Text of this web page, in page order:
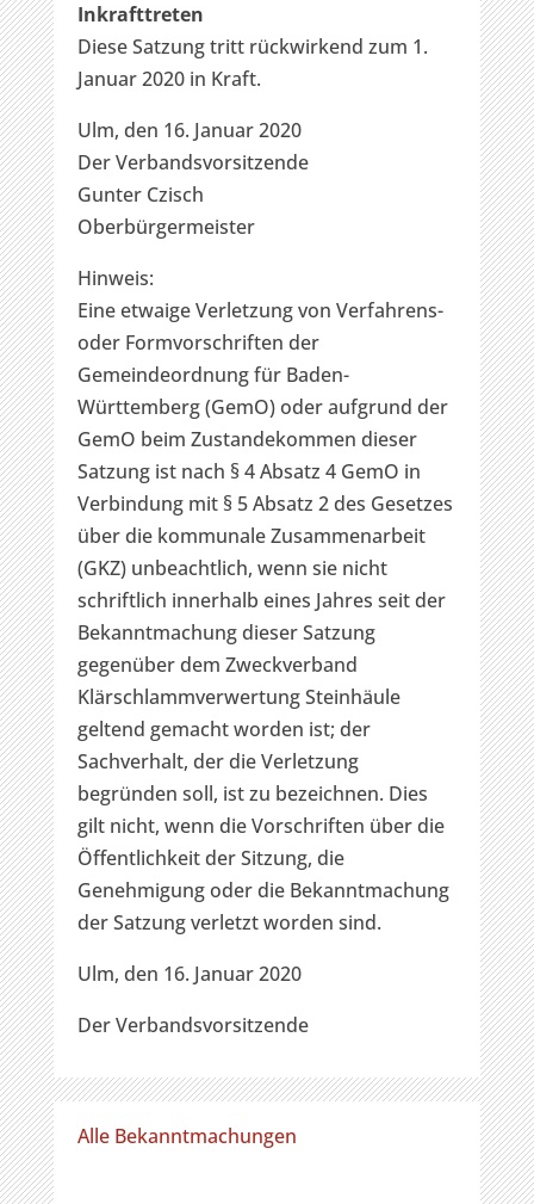
Inkrafttreten
Diese Satzung tritt rückwirkend zum 1.
Januar 2020 in Kraft.
Ulm, den 16. Januar 2020
Der Verbandsvorsitzende
Gunter Czisch
Oberbürgermeister
Hinweis:
Eine etwaige Verletzung von Verfahrens-
oder Formvorschriften der
Gemeindeordnung für Baden-
Württemberg (GemO) oder aufgrund der
GemO beim Zustandekommen dieser
Satzung ist nach § 4 Absatz 4 GemO in
Verbindung mit § 5 Absatz 2 des Gesetzes
über die kommunale Zusammenarbeit
(GKZ) unbeachtlich, wenn sie nicht
schriftlich innerhalb eines Jahres seit der
Bekanntmachung dieser Satzung
gegenüber dem Zweckverband
Klärschlammverwertung Steinhäule
geltend gemacht worden ist; der
Sachverhalt, der die Verletzung
begründen soll, ist zu bezeichnen. Dies
gilt nicht, wenn die Vorschriften über die
Öffentlichkeit der Sitzung, die
Genehmigung oder die Bekanntmachung
der Satzung verletzt worden sind.
Ulm, den 16. Januar 2020
Der Verbandsvorsitzende
Alle Bekanntmachungen